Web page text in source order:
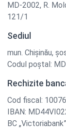
MD-2002, R.
121/1
Sediul
mun. Chişinău,
Codul poștal:
Rechizite
Cod fiscal:
IBAN:
BC